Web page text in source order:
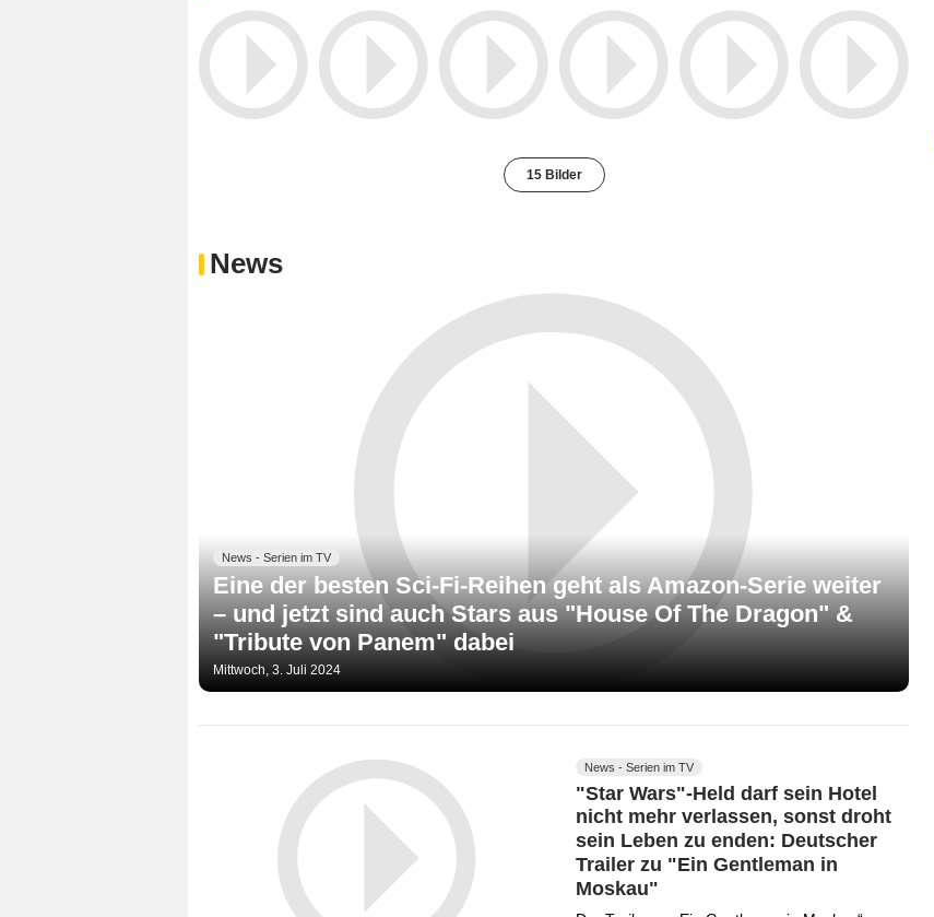
15 Bilder
News
News - Serien im TV
Eine der besten Sci-Fi-Reihen geht als Amazon-Serie weiter
– und jetzt sind auch Stars aus "House Of The Dragon" &
"Tribute von Panem" dabei
Mittwoch, 3. Juli 2024
News - Serien im TV
"Star Wars"-Held darf sein Hotel
nicht mehr verlassen, sonst droht
sein Leben zu enden: Deutscher
Trailer zu "Ein Gentleman in
Moskau"